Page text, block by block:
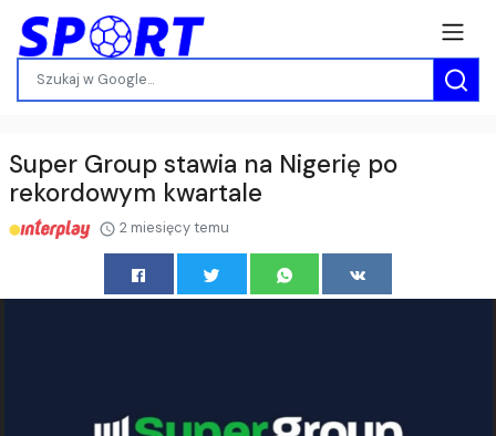
Super Group stawia na Nigerię po
rekordowym kwartale
2 miesięcy temu